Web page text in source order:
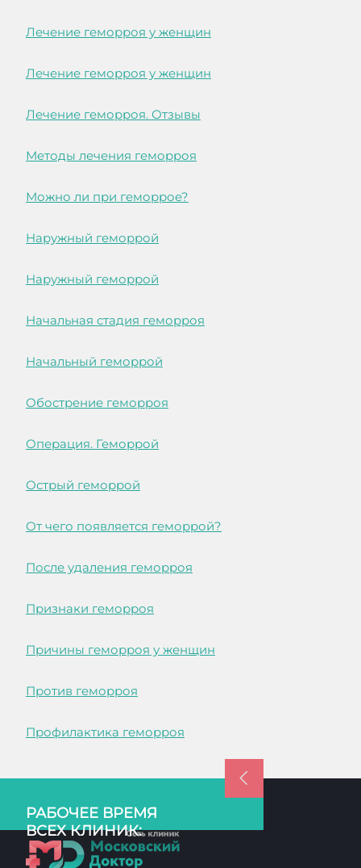
Лечение геморроя у женщин
Лечение геморроя у женщин
Лечение геморроя. Отзывы
Методы лечения геморроя
Можно ли при геморрое?
Наружный геморрой
Наружный геморрой
Начальная стадия геморроя
Начальный геморрой
Обострение геморроя
Операция. Геморрой
Острый геморрой
От чего появляется геморрой?
После удаления геморроя
Признаки геморроя
Причины геморроя у женщин
Против геморроя
Профилактика геморроя
РАБОЧЕЕ ВРЕМЯ
ВСЕХ КЛИНИК: